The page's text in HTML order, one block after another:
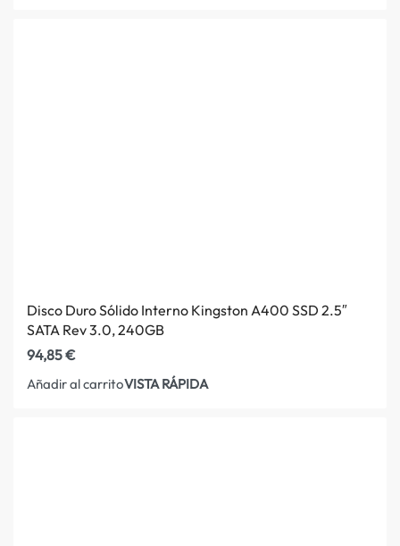
Disco Duro Sólido Interno Kingston A400 SSD 2.5″
SATA Rev 3.0, 240GB
94,85€
Añadir al carritoVISTA RÁPIDA